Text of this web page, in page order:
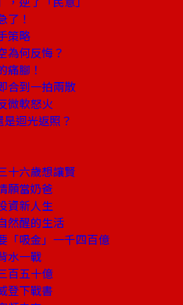
了！
策略
為何反悔？
痛腳！
合到一拍兩散
微軟怒火
迴光返照？
十六歲想讓賢
願當奶爸
資新人生
然醒的生活
「吸金」一千四百億
水一戰
百五十億
登下戰書